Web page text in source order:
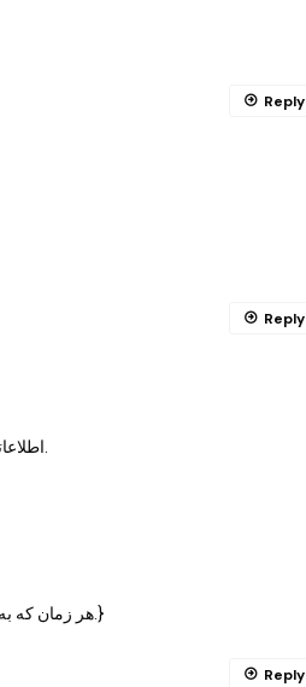
Reply
هر زمان که به این وب‌سایت سر می‌زنم، چیزهای جدیدی یاد می‌گیرم که بسیار برایم ارزشمند است.}
Reply
Reply